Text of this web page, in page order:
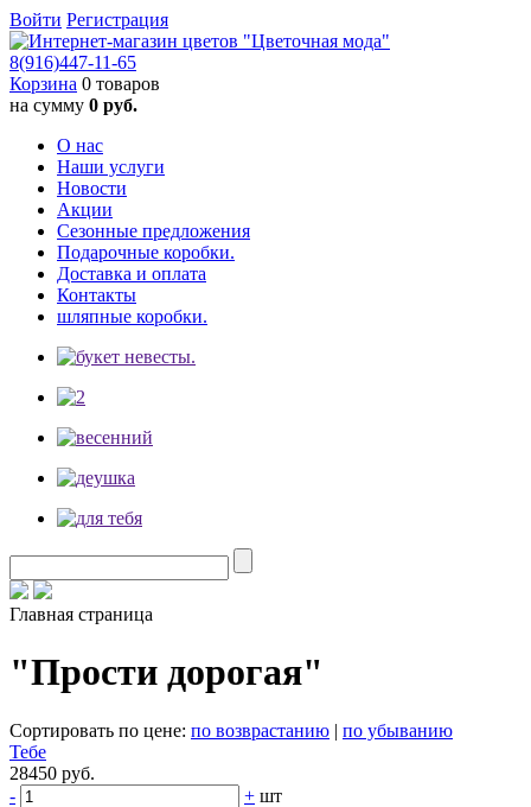
Войти Регистрация
8(916)447-11-65
Корзина 0 товаров
на сумму 0 руб.
О нас
Наши услуги
Новости
Акции
Сезонные предложения
Подарочные коробки.
Доставка и оплата
Контакты
шляпные коробки.
Главная страница
"Прости дорогая"
Сортировать по цене: по возврастанию | по убыванию
Тебе
28450 руб.
-
+ шт